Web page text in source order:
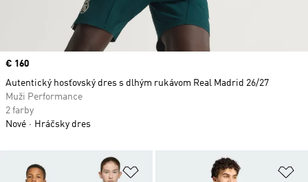
Pridať do zoznamu želaných
Price
€ 160
Autentický hosťovský dres s dlhým rukávom Real Madrid 26/27
Muži Performance
2 farby
Nové
Hráčsky dres